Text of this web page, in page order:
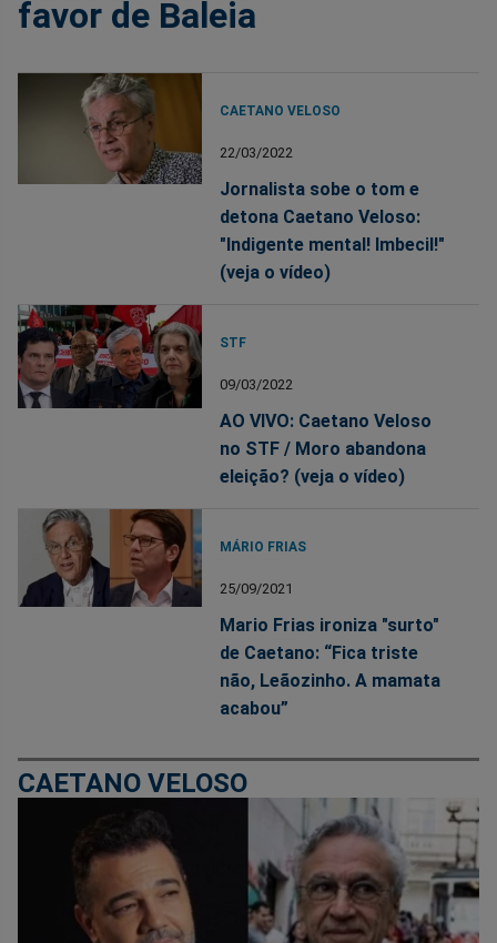
favor de Baleia
CAETANO VELOSO
22/03/2022
Jornalista sobe o tom e
detona Caetano Veloso:
"Indigente mental! Imbecil!"
(veja o vídeo)
STF
09/03/2022
AO VIVO: Caetano Veloso
no STF / Moro abandona
eleição? (veja o vídeo)
MÁRIO FRIAS
25/09/2021
Mario Frias ironiza "surto"
de Caetano: “Fica triste
não, Leãozinho. A mamata
acabou”
CAETANO VELOSO